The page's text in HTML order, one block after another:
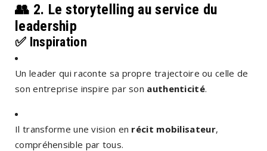
👥 2. Le storytelling au service du
leadership
✅ Inspiration
Un leader qui raconte sa propre trajectoire ou celle de
son entreprise inspire par son authenticité.
Il transforme une vision en récit mobilisateur,
compréhensible par tous.